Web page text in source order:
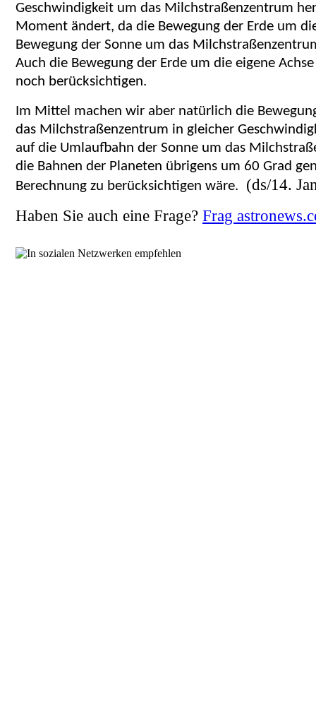
Geschwindigkeit um das Milchstraßenzentrum
Moment ändert, da die Bewegung der Erde um
Bewegung der Sonne um das
Auch die Bewegung der Erde um die eigene
noch berücksichtigen.
Im Mittel machen wir aber natürlich die
das Milchstraßenzentrum in gleicher
auf die Umlaufbahn der Sonne um das
die Bahnen der Planeten übrigens um 60 Grad
Berechnung zu berücksichtigen wäre.
(ds/14.
Haben Sie auch eine Frage? Frag